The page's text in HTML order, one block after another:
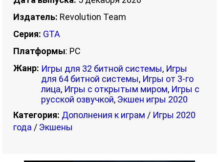
Издатель: Revolution Team
Серия: GTA
Платформы: PC
Жанр: Игры для 32 битной системы, Игры
для 64 битной системы, Игры от 3-го
лица, Игры с открытым миром, Игры с
русской озвучкой, Экшен игры 2020
Категория: Дополнения к играм / Игры 2020
года / Экшены